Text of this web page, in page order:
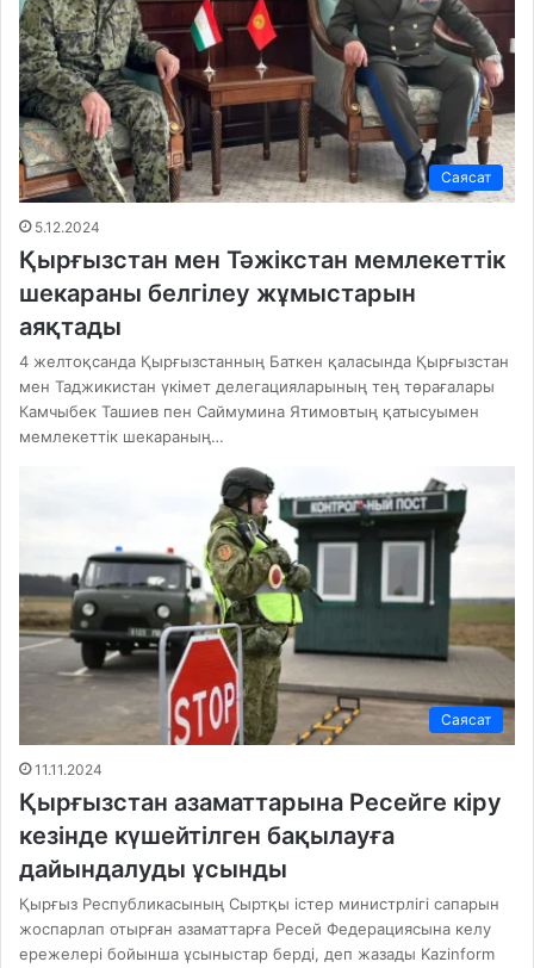
Саясат
5.12.2024
Қырғызстан мен Тәжікстан мемлекеттік
шекараны белгілеу жұмыстарын
аяқтады
4 желтоқсанда Қырғызстанның Баткен қаласында Қырғызстан
мен Таджикистан үкімет делегацияларының тең төрағалары
Камчыбек Ташиев пен Саймумина Ятимовтың қатысуымен
мемлекеттік шекараның…
Саясат
11.11.2024
Қырғызстан азаматтарына Ресейге кіру
кезінде күшейтілген бақылауға
дайындалуды ұсынды
Қырғыз Республикасының Сыртқы істер министрлігі сапарын
жоспарлап отырған азаматтарға Ресей Федерациясына келу
ережелері бойынша ұсыныстар берді, деп жазады Kazinform